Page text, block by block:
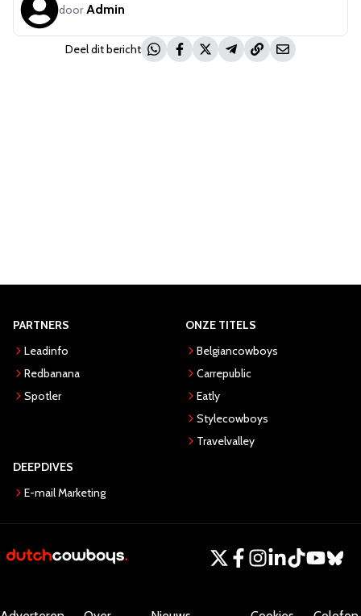
door Admin
Deel dit bericht
PARTNERS
Leadinfo
Redbanana
Spotler
ONZE TITELS
Belgiancowboys
Carrepublic
Eatly
Stylecowboys
Travelvalley
DEEPDIVES
E-mail Marketing